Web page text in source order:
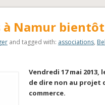
à Namur
and tagged with: associations,
Vendredi 17 mai
de dire non au projet
commerce.